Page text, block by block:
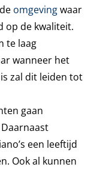
omgevingwaar
op de kwaliteit.
te laag
wanneer het
zal dit leiden tot
gaan
een leeftijd
Ook al kunnen